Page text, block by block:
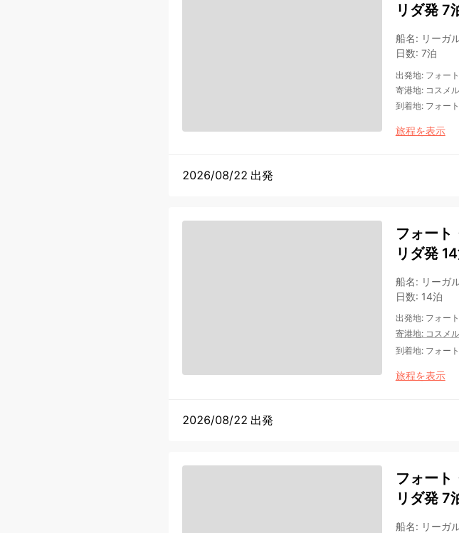
リダ発 7
船名: リーガ
日数: 7泊
出発地: フォー
寄港地: コスメル
到着地: フォー
旅程を表示
2026/08/22 出発
フォート
リダ発
船名: リーガ
日数: 14泊
出発地: フォー
寄港地: コスメル
到着地: フォー
旅程を表示
2026/08/22 出発
フォート
リダ発 7
船名: リーガ